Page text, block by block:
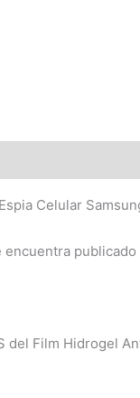
Celular
encuentra
del Film Hidrogel